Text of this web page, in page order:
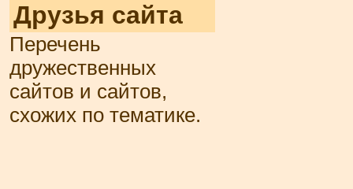
Друзья сайта
Перечень
дружественных
сайтов и сайтов,
схожих по тематике.